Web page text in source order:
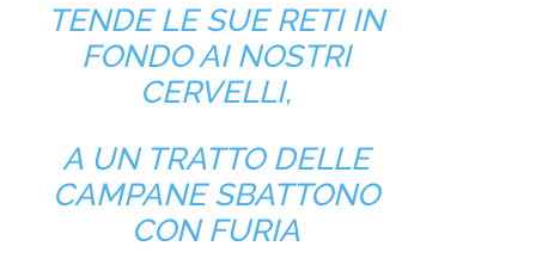
TENDE LE SUE RETI IN
FONDO AI NOSTRI
CERVELLI,
A UN TRATTO DELLE
CAMPANE SBATTONO
CON FURIA